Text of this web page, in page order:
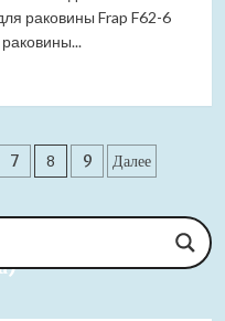
раковины Frap F62-6
7 8 9 Далее
Delafon Brive